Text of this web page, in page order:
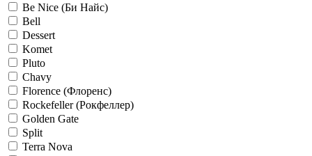
Be Nice (Би Найс)
Bell
Dessert
Komet
Pluto
Chavy
Florence (Флоренс)
Rockefeller (Рокфеллер)
Golden Gate
Split
Terra Nova